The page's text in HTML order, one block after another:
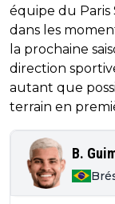
équipe du Paris
dans les
la prochaine
direction
autant que
terrain en
B.